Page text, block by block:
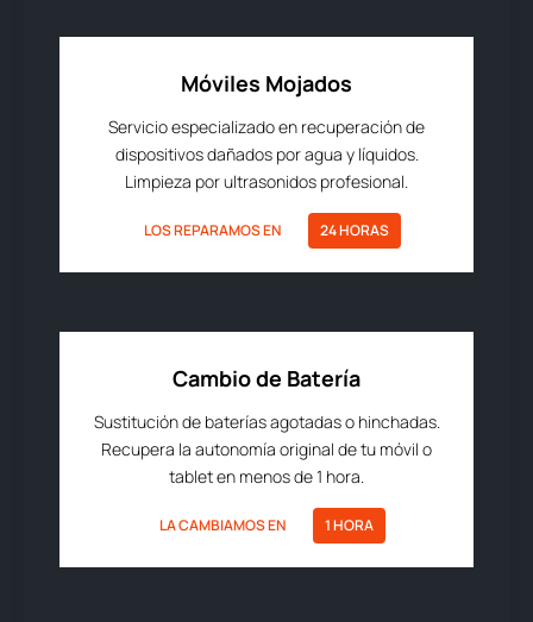
Móviles Mojados
Servicio especializado en recuperación de
dispositivos dañados por agua y líquidos.
Limpieza por ultrasonidos profesional.
LOS REPARAMOS EN 24 HORAS
Cambio de Batería
Sustitución de baterías agotadas o hinchadas.
Recupera la autonomía original de tu móvil o
tablet en menos de 1 hora.
LA CAMBIAMOS EN 1 HORA